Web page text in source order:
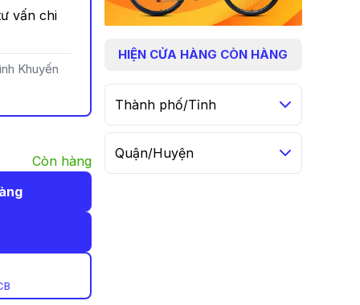
vấn chi
Khuyến
Còn hàng
HIỆN CỬA HÀNG CÒN HÀNG
Thành phố/Tỉnh
Quận/Huyện